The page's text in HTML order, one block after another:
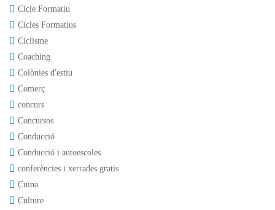
Cicle Formatiu
Cicles Formatius
Ciclisme
Coaching
Colònies d'estiu
Comerç
concurs
Concursos
Conducció
Conducció i autoescoles
conferències i xerrades gratis
Cuina
Culture